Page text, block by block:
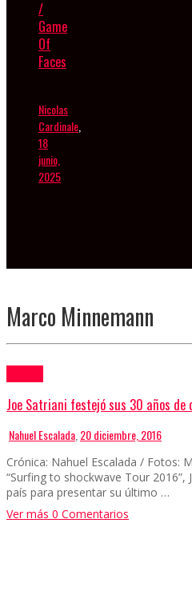
/
Game
Of
Faces
Nicolas
Cardinale
18
junio,
2025
Marco Minnemann
Joe Satriani festejó sus 30 años de
Nahuel Escalada 20 diciembre, 2016
Crónica: Nahuel Escalada / Fotos:
“Surfing to shockwave Tour
país para presentar su último …
Ver más 0 Comentarios